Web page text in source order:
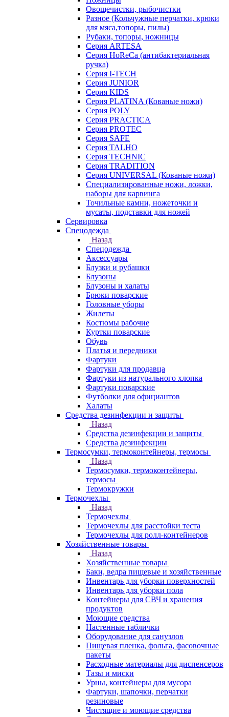
Овощечистки, рыбочистки
Разное (Кольчужные перчатки, крюки
для мяса,топоры, пилы)
Рубаки, топоры, ножницы
Серия ARTESA
Серия HoReCa (антибактериальная
ручка)
Серия I-TECH
Серия JUNIOR
Серия KIDS
Серия PLATINA (Кованые ножи)
Серия POLY
Серия PRACTICA
Серия PROTEC
Серия SAFE
Серия TALHO
Серия TECHNIC
Серия TRADITION
Серия UNIVERSAL (Кованые ножи)
Специализированные ножи, ложки,
наборы для карвинга
Точильные камни, ножеточки и
мусаты, подставки для ножей
Сервировка
Спецодежда
Назад
Спецодежда
Аксессуары
Блузки и рубашки
Блузоны
Блузоны и халаты
Брюки поварские
Головные уборы
Жилеты
Костюмы рабочие
Куртки поварские
Обувь
Платья и передники
Фартуки
Фартуки для продавца
Фартуки из натурального хлопка
Фартуки поварские
Футболки для официантов
Халаты
Средства дезинфекции и защиты
Назад
Средства дезинфекции и защиты
Средства дезинфекции
Термосумки, термоконтейнеры, термосы
Назад
Термосумки, термоконтейнеры,
термосы
Термокружки
Термочехлы
Назад
Термочехлы
Термочехлы для расстойки теста
Термочехлы для ролл-контейнеров
Хозяйственные товары
Назад
Хозяйственные товары
Баки, ведра пищевые и хозяйственные
Инвентарь для уборки поверхностей
Инвентарь для уборки пола
Контейнеры для СВЧ и хранения
продуктов
Моющие средства
Настенные таблички
Оборудование для санузлов
Пищевая пленка, фольга, фасовочные
пакеты
Расходные материалы для диспенсеров
Тазы и миски
Урны, контейнеры для мусора
Фартуки, шапочки, перчатки
резиновые
Чистящие и моющие средства